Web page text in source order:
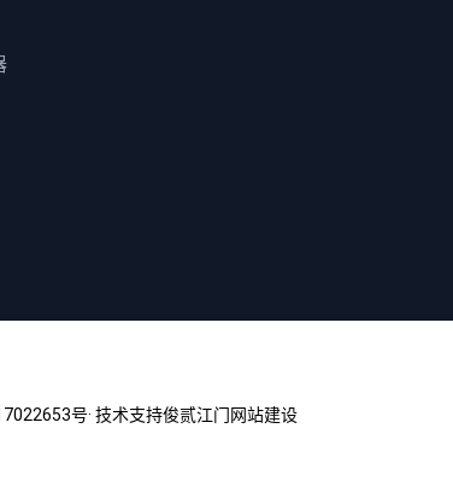
号· 技术支持俊贰江门网站建设